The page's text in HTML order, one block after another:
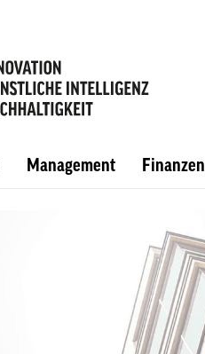
Management Finanzen